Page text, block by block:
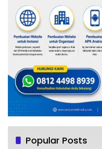
Popular Posts